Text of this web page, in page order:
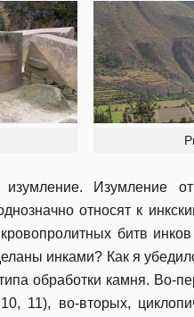
Изумление от
относят к
битв
инками? Как я
обработки камня. Во-
11), во-вторых,